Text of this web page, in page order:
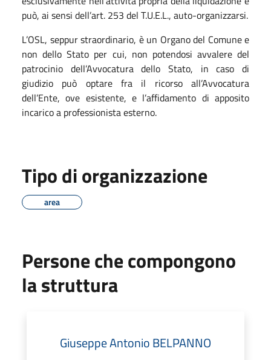
può, ai sensi dell’art. 253 del T.U.E.L., auto-organizzarsi.
L’OSL, seppur straordinario, è un Organo del Comune e
non dello Stato per cui, non potendosi avvalere del
patrocinio dell’Avvocatura dello Stato, in caso di
giudizio può optare fra il ricorso all’Avvocatura
dell’Ente, ove esistente, e l’affidamento di apposito
incarico a professionista esterno.
Tipo di organizzazione
area
Persone che compongono
la struttura
Giuseppe Antonio BELPANNO